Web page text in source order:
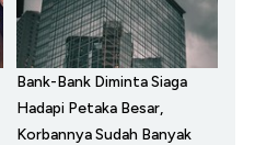
Bank-Bank Diminta Siaga
Hadapi Petaka Besar,
Korbannya Sudah Banyak